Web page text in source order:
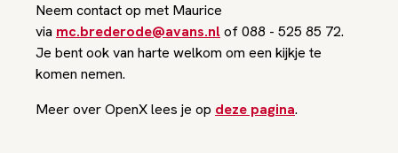
Neem contact op met Maurice
via mc.brederode@avans.nlof 088 - 525 85 72.
Je bent ook van harte welkom om een kijkje te
komen nemen.
Meer over OpenX lees je op deze pagina.